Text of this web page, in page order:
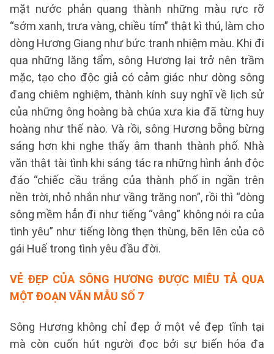
mặt nước phản quang thành những màu rực rỡ
“sớm xanh, trưa vàng, chiều tím” thật kì thú, làm cho
dòng Hương Giang như bức tranh nhiệm màu. Khi đi
qua những lăng tẩm, sông Hương lại trở nên trầm
mặc, tạo cho độc giả có cảm giác như dòng sông
đang chiêm nghiệm, thành kính suy nghĩ về lịch sử
của những ông hoàng bà chúa xưa kia đã từng huy
hoàng như thế nào. Và rồi, sông Hương bỗng bừng
sáng hơn khi nghe thấy âm thanh thành phố. Nhà
văn thật tài tình khi sáng tác ra những hình ảnh độc
đáo “chiếc cầu trắng của thành phố in ngần trên
nền trời, nhỏ nhắn như vầng trăng non”, rồi thì “dòng
sông mềm hẳn đi như tiếng “vâng” không nói ra của
tình yêu” như tiếng lòng thẹn thùng, bẽn lẽn của cô
gái Huế trong tình yêu đầu đời.
VẺ ĐẸP CỦA SÔNG HƯƠNG ĐƯỢC MIÊU TẢ QUA
MỘT ĐOẠN VĂN MẪU SỐ 7
Sông Hương không chỉ đẹp ở một vẻ đẹp tĩnh tại
mà còn cuốn hút người đọc bởi sự biến hóa đa